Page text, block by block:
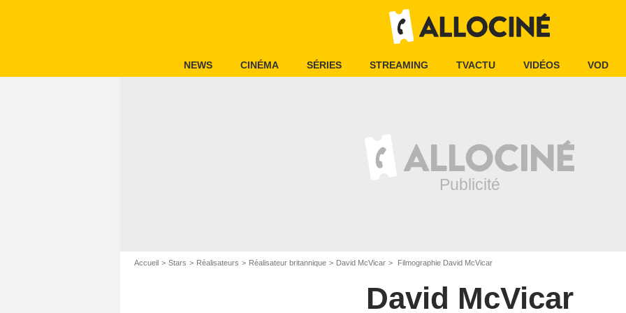
NEWS CINÉMA SÉRIES STREAMING TVACTU VIDÉOS VOD
Accueil Stars Réalisateurs Réalisateur britannique David McVicar Filmographie David McVicar
David McVicar